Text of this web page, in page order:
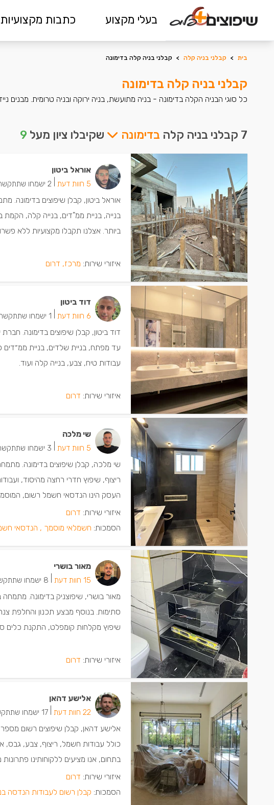
בעלי מקצוע כתבות מקצועיות
בית > קבלני בניה קלה > קבלני בניה קלה בדימונה
קבלני בניה קלה בדימונה
כל סוגי הבניה הקלה בדימונה - בניה מתועשת, בניה ירוקה ובניה טרומית. מבנים
7 קבלני בניה קלה בדימונה שקיבלו ציון מעל 9
אוראל ביטון
5 חוות דעת 2 ישמחו שתתקשרו
אוראל ביטון, קבלן שיפוצים
בנייה, בניית ממ"דים, בנייה קלה,
ביותר. אצלנו תקבלו מקצועיות ללא
איזורי שירות: מרכז, דרום
דוד ביטון
6 חוות דעת 1 ישמחו שתתקשרו
דוד ביטון, קבלן שיפוצים בדימונה.
עד מפתח, בניית שלדים, בניית
עבודות טיח, צבע, בנייה קלה ועוד.
איזורי שירות: דרום
שי מלכה
5 חוות דעת 3 ישמחו שתתקשרו
שי מלכה, קבלן שיפוצים בדימונה.
ריצוף, שיפוץ חדרי רחצה מהיסוד,
העסק הינו הנדסאי חשמל רשום,
איזורי שירות: דרום
הסמכות: חשמלאי מוסמך , הנדסאי
מאור בושרי
15 חוות דעת 8 ישמחו שתתקשרו
מאור בושרי, שיפוצניק בדימונה.
סתימות. בנוסף מבצע תכנון והחלפת
שיפוץ מקלחות קומפלט, התקנת כלים
איזורי שירות: דרום
אלישע דהאן
22 חוות דעת 17 ישמחו שתתקשרו
בתחום, אנו מציעים ללקוחותינו פתרונות
איזורי שירות: דרום
הסמכות: קבלן רשום לעבודות הנדסה